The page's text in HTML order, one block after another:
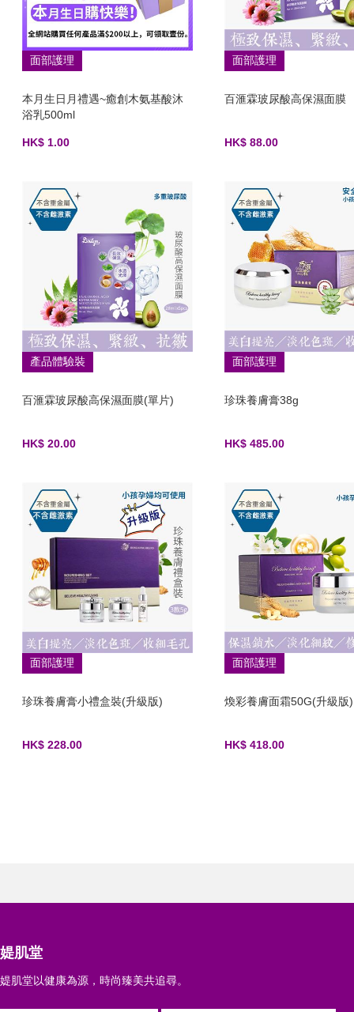
面部護理
本月生日月禮遇~癒創木氨基酸沐
浴乳500ml
HK$ 1.00
面部護理
百滙霖玻尿酸高保濕面膜
HK$ 88.00
產品體驗裝
百滙霖玻尿酸高保濕面膜(單片)
HK$ 20.00
面部護理
珍珠養膚膏38g
HK$ 485.00
面部護理
珍珠養膚膏小禮盒裝(升級版)
HK$ 228.00
面部護理
煥彩養膚面霜50G(升級版)
HK$ 418.00
媞肌堂
媞肌堂以健康為源，時尚臻美共追尋。